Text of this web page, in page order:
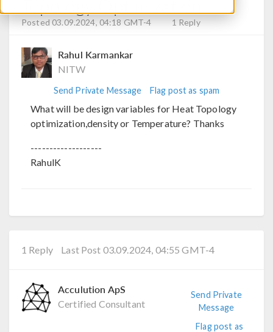
Posted 03.09.2024, 04:18 GMT-4 1 Reply
Rahul Karmankar
NITW
Send Private Message Flag post as spam
What will be design variables for Heat Topology
optimization,density or Temperature? Thanks
-------------------
RahulK
1 Reply Last Post 03.09.2024, 04:55 GMT-4
Acculution ApS
Certified Consultant
Send Private
Message
Flag post as